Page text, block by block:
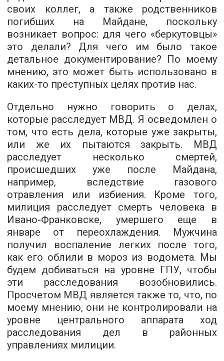
своих коллег, а также родственников
погибших на Майдане, поскольку
возникает вопрос: для чего «беркутовцы»
это делали? Для чего им было такое
детальное документирование? По моему
мнению, это может быть использовано в
каких-то преступных целях против нас.
Отдельно нужно говорить о делах,
которые расследует МВД. Я осведомлен о
том, что есть дела, которые уже закрыты,
или же их пытаются закрыть. МВД
расследует несколько смертей,
происшедших уже после Майдана,
например, вследствие газового
отравления или избиения. Кроме того,
милиция расследует смерть человека в
Ивано-Франковске, умершего еще в
январе от переохлаждения. Мужчина
получил воспаление легких после того,
как его облили в мороз из водомета. Мы
будем добиваться на уровне ГПУ, чтобы
эти расследования возобновились.
Просчетом МВД является также то, что, по
моему мнению, они не контролировали на
уровне центрального аппарата ход
расследования дел в районных
управлениях милиции.